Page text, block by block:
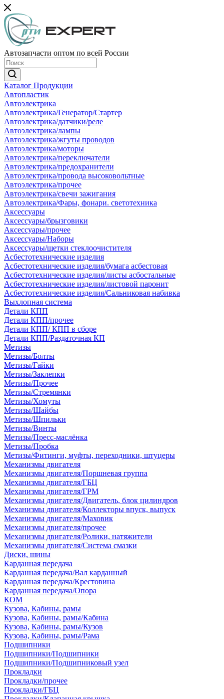
Автозапчасти оптом по всей России
Каталог Продукции
Автопластик
Автоэлектрика
Автоэлектрика/Генератор/Стартер
Автоэлектрика/датчики/реле
Автоэлектрика/лампы
Автоэлектрика/жгуты проводов
Автоэлектрика/моторы
Автоэлектрика/переключатели
Автоэлектрика/предохранители
Автоэлектрика/провода высоковольтные
Автоэлектрика/прочее
Автоэлектрика/свечи зажигания
Автоэлектрика/Фары, фонари. светотехника
Аксессуары
Аксессуары/брызговики
Аксессуары/прочее
Аксессуары/Наборы
Аксессуары/щетки стеклоочистителя
Асбестотехнические изделия
Асбестотехнические изделия/бумага асбестовая
Асбестотехнические изделия/листы асбостальные
Асбестотехнические изделия/листовой паронит
Асбестотехнические изделия/Сальниковая набивка
Выхлопная система
Детали КПП
Детали КПП/прочее
Детали КПП/ КПП в сборе
Детали КПП/Раздаточная КП
Метизы
Метизы/Болты
Метизы/Гайки
Метизы/Заклепки
Метизы/Прочее
Метизы/Стремянки
Метизы/Хомуты
Метизы/Шайбы
Метизы/Шпильки
Метизы/Винты
Метизы/Пресс-маслёнка
Метизы/Пробка
Метизы/Фитинги, муфты, переходники, штуцеры
Механизмы двигателя
Механизмы двигателя/Поршневая группа
Механизмы двигателя/ГБЦ
Механизмы двигателя/ГРМ
Механизмы двигателя/Двигатель, блок цилиндров
Механизмы двигателя/Коллекторы впуск, выпуск
Механизмы двигателя/Маховик
Механизмы двигателя/прочее
Механизмы двигателя/Ролики, натяжители
Механизмы двигателя/Система смазки
Диски, шины
Карданная передача
Карданная передача/Вал карданный
Карданная передача/Крестовина
Карданная передача/Опора
КОМ
Кузова, Кабины, рамы
Кузова, Кабины, рамы/Кабина
Кузова, Кабины, рамы/Кузов
Кузова, Кабины, рамы/Рама
Подшипники
Подшипники/Подшипники
Подшипники/Подшипниковый узел
Прокладки
Прокладки/прочее
Прокладки/ГБЦ